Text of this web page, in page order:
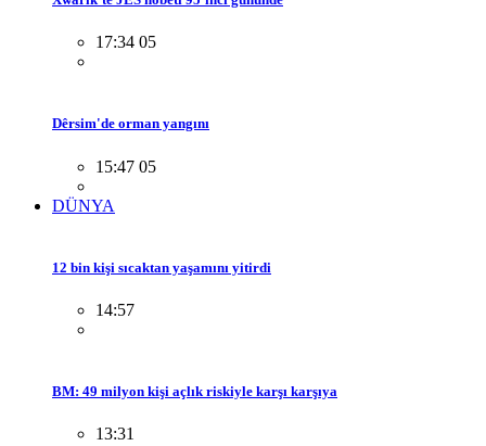
17:34 05
Dêrsim'de orman yangını
15:47 05
DÜNYA
12 bin kişi sıcaktan yaşamını yitirdi
14:57
BM: 49 milyon kişi açlık riskiyle karşı karşıya
13:31